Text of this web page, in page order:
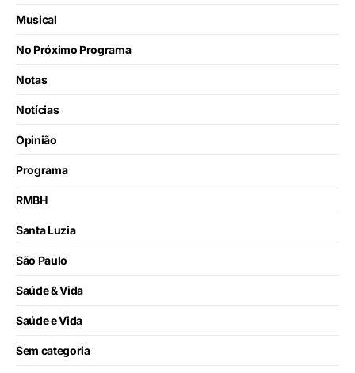
Musical
No Próximo Programa
Notas
Notícias
Opinião
Programa
RMBH
Santa Luzia
São Paulo
Saúde & Vida
Saúde e Vida
Sem categoria